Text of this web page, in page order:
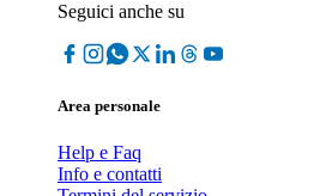
Seguici anche su
Area personale
Help e Faq
Info e contatti